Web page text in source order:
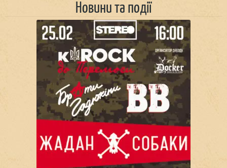
Новини та події